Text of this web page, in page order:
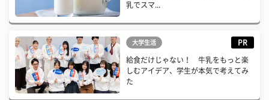
乳でスマ...
大学生活 PR
給食だけじゃない！ 牛乳をもっと楽
しむアイデア、学生が本気で考えてみ
た